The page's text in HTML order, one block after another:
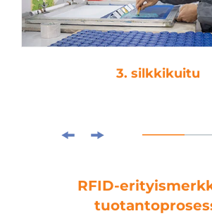
3. silkkikuitu
RFID-